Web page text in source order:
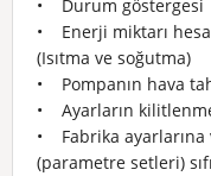
• Durum göstergesi
• Enerji miktarı
(Isıtma ve soğutma)
• Pompanın hava
• Ayarların
• Fabrika ayarlarına
(parametre setleri)